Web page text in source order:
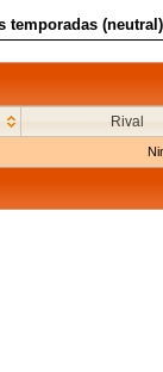
temporadas (neutral)
Rival